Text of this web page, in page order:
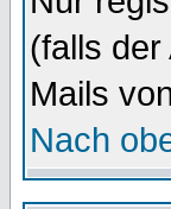
(falls
Mails
Nach